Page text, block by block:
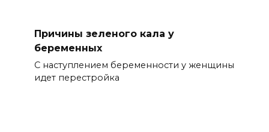
Причины зеленого кала у
беременных
С наступлением беременности у женщины
идет перестройка